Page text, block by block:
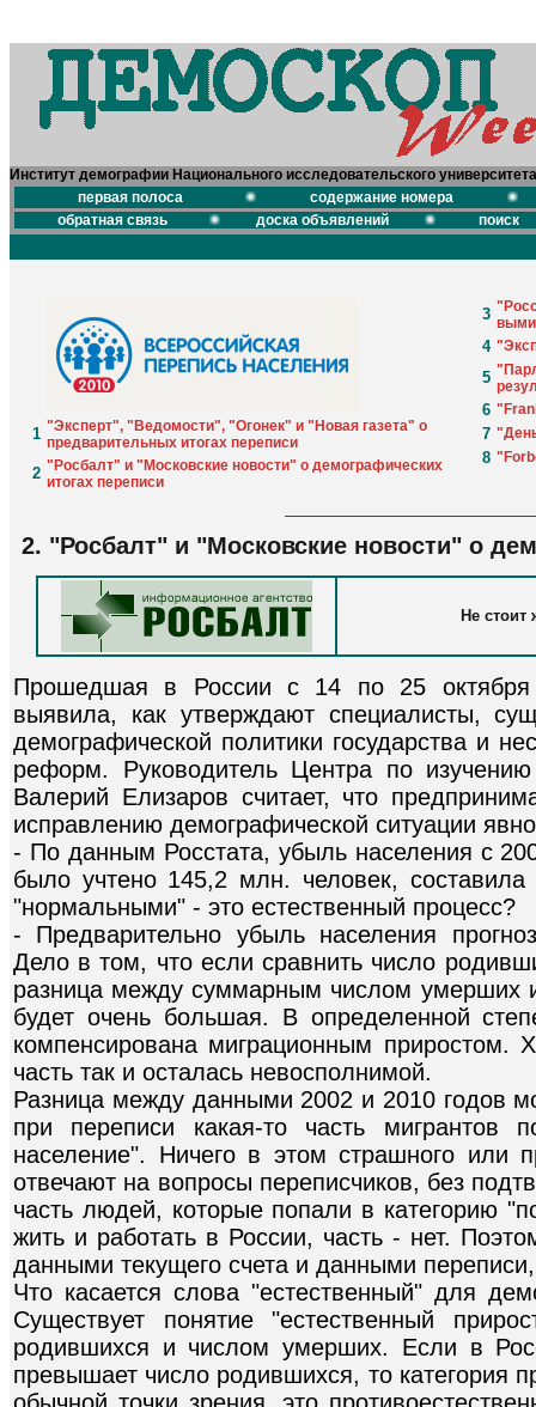
Институт демографии Национального исследовательского
первая полоса
содержание номера
обратная связь
доска объявлений поиск
1 "Эксперт", "Ведомости", "Огонек" и "Новая газета" о
предварительных итогах переписи
2 "Росбалт" и "Московские новости" о демографических
итогах переписи
3
4
5
6
7
8
2. "Росбалт" и "Московские новости" о
Не стоит
Прошедшая в России с 14 по 25 октября
выявила, как утверждают специалисты,
демографической политики государства и
реформ. Руководитель Центра по
Валерий Елизаров считает, что
исправлению демографической ситуации
- По данным Росстата, убыль населения с
было учтено 145,2 млн. человек,
"нормальными" - это естественный процесс?
- Предварительно убыль населения
Дело в том, что если сравнить число
разница между суммарным числом умерших
будет очень большая. В определенной
компенсирована миграционным приростом.
часть так и осталась невосполнимой.
Разница между данными 2002 и 2010 годов
при переписи какая-то часть мигрантов
население". Ничего в этом страшного или
отвечают на вопросы переписчиков, без
часть людей, которые попали в категорию
жить и работать в России, часть - нет.
данными текущего счета и данными
Что касается слова "естественный" для
Существует понятие "естественный
родившихся и числом умерших. Если в
превышает число родившихся, то категория